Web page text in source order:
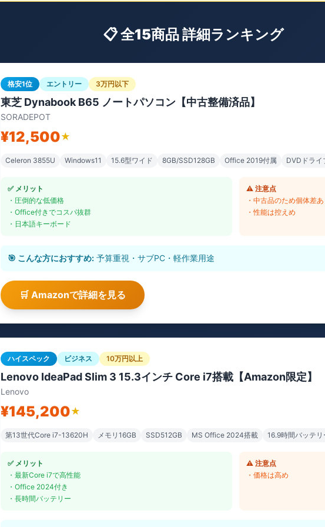
📋 全15商品 詳細ランキング
格安1位 エントリー 3万円以下
東芝 Dynabook B65 ノートパソコン【中古整備済品】
SORADEPOT
¥12,500★
Celeron 3855U Windows11 15.6型ワイド 8GB/SSD128GB Office 2019付属 DVDドライ
✅ メリット
・圧倒的な低価格
・Office付きでコスパ抜群
・日本語キーボード
⚠️ 注意点
・中古品のため個体差
・性能は控えめ
🎯 こんな方におすすめ: 予算重視・サブPC・軽作業用途
🛒 Amazonで詳細を見る
ハイスペック ビジネス 10万円以上
Lenovo IdeaPad Slim 3 15.3インチ Core i7搭載【Amazon限定】
Lenovo
¥145,200★
第13世代Core i7-13620H メモリ16GB SSD512GB MS Office 2024搭載 16.9時間バッテリ
✅ メリット
・最新Core i7で高性能
・Office 2024付き
・長時間バッテリー
⚠️ 注意点
・価格は高め